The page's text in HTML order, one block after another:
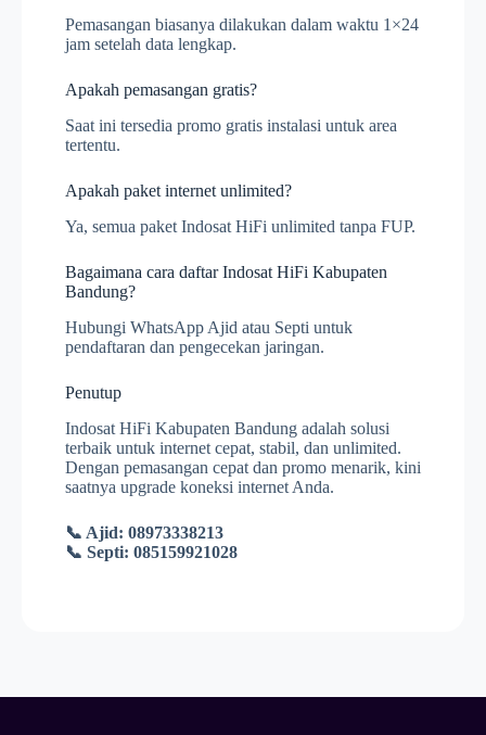
Pemasangan biasanya dilakukan dalam waktu 1×24
jam setelah data lengkap.
Apakah pemasangan gratis?
Saat ini tersedia promo gratis instalasi untuk area
tertentu.
Apakah paket internet unlimited?
Ya, semua paket Indosat HiFi unlimited tanpa FUP.
Bagaimana cara daftar Indosat HiFi Kabupaten
Bandung?
Hubungi WhatsApp Ajid atau Septi untuk
pendaftaran dan pengecekan jaringan.
Penutup
Indosat HiFi Kabupaten Bandung adalah solusi
terbaik untuk internet cepat, stabil, dan unlimited.
Dengan pemasangan cepat dan promo menarik, kini
saatnya upgrade koneksi internet Anda.
📞 Ajid: 08973338213
📞 Septi: 085159921028